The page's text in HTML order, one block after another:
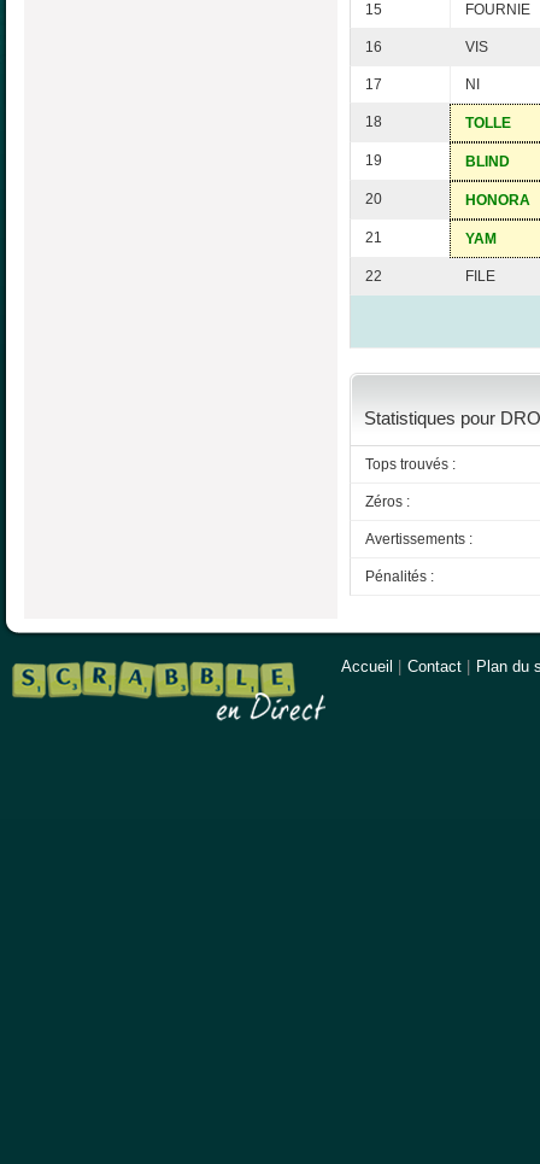
15 FOURNIE
16 VIS
17 NI
18 TOLLE
19 BLIND
20 HONORA
21 YAM
22 FILE
Statistiques pour
Tops trouvés :
Zéros :
Avertissements :
Pénalités :
Accueil Contact Plan du